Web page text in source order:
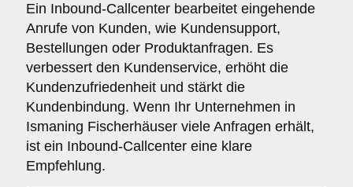
Ein Inbound-Callcenter bearbeitet eingehende
Anrufe von Kunden, wie Kundensupport,
Bestellungen oder Produktanfragen. Es
verbessert den Kundenservice, erhöht die
Kundenzufriedenheit und stärkt die
Kundenbindung. Wenn Ihr Unternehmen in
Ismaning Fischerhäuser viele Anfragen erhält,
ist ein Inbound-Callcenter eine klare
Empfehlung.